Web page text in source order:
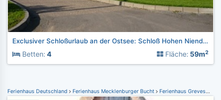
Exclusiver Schloßurlaub an der Ostsee: Schloß Hohen Niendorf
Betten: 4 Fläche: 59m2
Ferienhaus Deutschland Ferienhaus Mecklenburger Bucht Ferienhaus Grevesmühlen